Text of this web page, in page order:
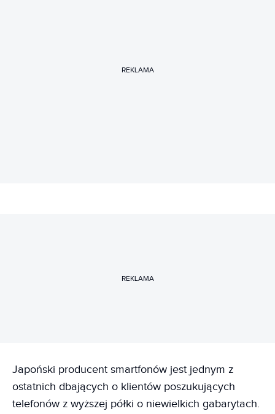
REKLAMA
REKLAMA
Japoński producent smartfonów jest jednym z
ostatnich dbających o klientów poszukujących
telefonów z wyższej półki o niewielkich gabarytach.